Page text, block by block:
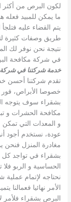
لكون البرص من أكثر
ما يمكن للمبيد فعله
يتم القضاء عليه
طريق وصفات كثيرة
نتيجة نحن نوفر لك
في شركة مكافحة
خدمة شركتنا في
تقدم شركتنا أحسن
خصوصا الأبراص،
بشقراء سوف يتوجه
مكافحة الحشرات و
و المعدات التي
عودة، نستخدم أجود
مغادرة المنزل فنحن
بشقراء في تواجد كل
الحساسية و الربو
نحتاجه لإتمام
الأمر نهائيا فعمالنا
البرص بشقراء فلأمر